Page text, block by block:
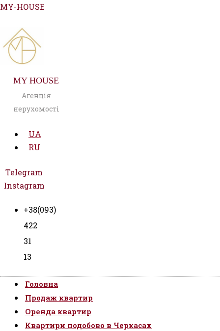
Перейти
вмісту
MY-HOUSE
MY HOUSE
Агенція
нерухомості
UA
RU
Telegram
Instagram
+38(093)
422
31
13
Головна
Продаж квартир
Оренда квартир
Квартири подобово в Черкасах